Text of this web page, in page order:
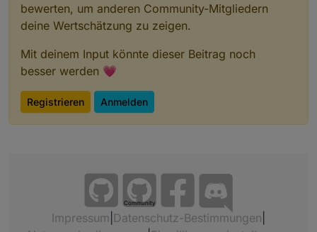
bewerten, um anderen Community-Mitgliedern
deine Wertschätzung zu zeigen.
Mit deinem Input könnte dieser Beitrag noch
besser werden 💗
Registrieren Anmelden
Community
Impressum Datenschutz-Bestimmungen